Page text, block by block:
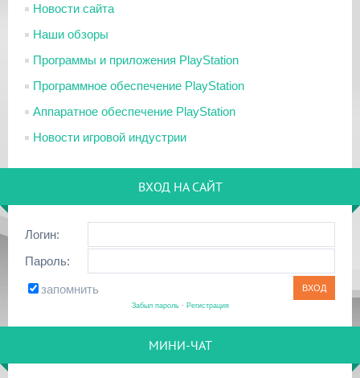
Новости сайта
Наши обзоры
Программы и приложения PlayStation
Программное обеспечение PlayStation
Аппаратное обеспечение PlayStation
Новости игровой индустрии
ВХОД НА САЙТ
Логин:
Пароль:
запомнить
Забыл пароль· Регистрация
МИНИ-ЧАТ